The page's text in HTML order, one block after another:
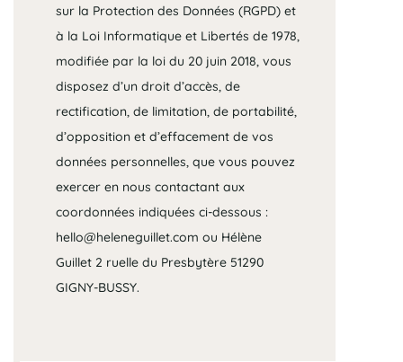
sur la Protection des Données (RGPD) et
à la Loi Informatique et Libertés de 1978,
modifiée par la loi du 20 juin 2018, vous
disposez d’un droit d’accès, de
rectification, de limitation, de portabilité,
d’opposition et d’effacement de vos
données personnelles, que vous pouvez
exercer en nous contactant aux
coordonnées indiquées ci-dessous :
hello@heleneguillet.com ou Hélène
Guillet 2 ruelle du Presbytère 51290
GIGNY-BUSSY.